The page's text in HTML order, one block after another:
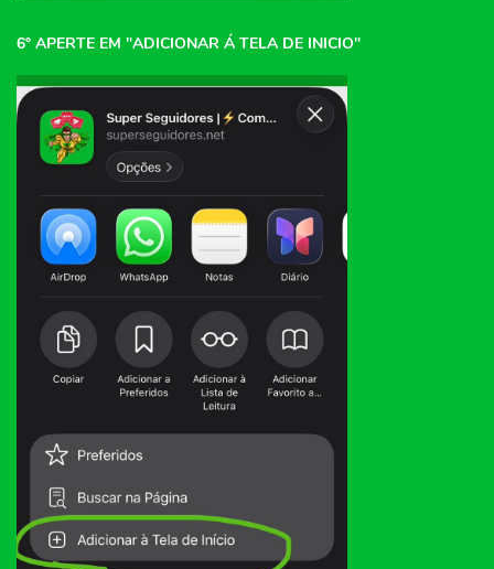
6° APERTE EM "ADICIONAR Á TELA DE INICIO"